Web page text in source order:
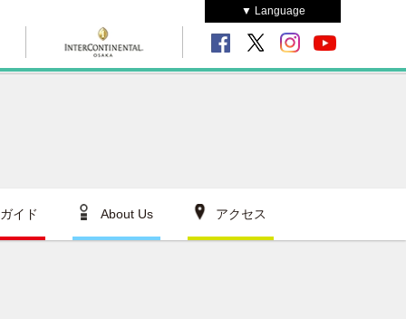
▼ Language
イド About Us アクセス